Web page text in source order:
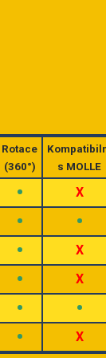
Rotace
(360°)
s MOLLE
• X
• •
• X
• X
• •
• X